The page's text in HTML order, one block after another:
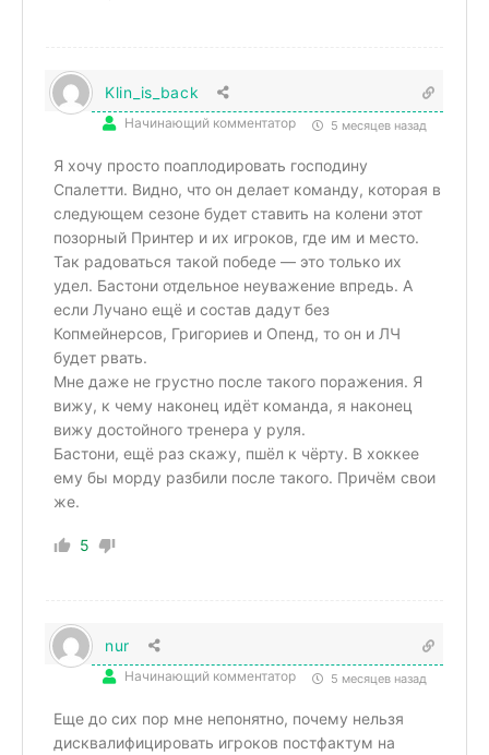
Klin_is_back
Начинающий комментатор 5 месяцев назад
Я хочу просто поаплодировать господину
Спалетти. Видно, что он делает команду, которая в
следующем сезоне будет ставить на колени этот
позорный Принтер и их игроков, где им и место.
Так радоваться такой победе — это только их
удел. Бастони отдельное неуважение впредь. А
если Лучано ещё и состав дадут без
Копмейнерсов, Григориев и Опенд, то он и ЛЧ
будет рвать.
Мне даже не грустно после такого поражения. Я
вижу, к чему наконец идёт команда, я наконец
вижу достойного тренера у руля.
Бастони, ещё раз скажу, пшёл к чёрту. В хоккее
ему бы морду разбили после такого. Причём свои
же.
5
nur
Начинающий комментатор 5 месяцев назад
Еще до сих пор мне непонятно, почему нельзя
дисквалифицировать игроков постфактум на